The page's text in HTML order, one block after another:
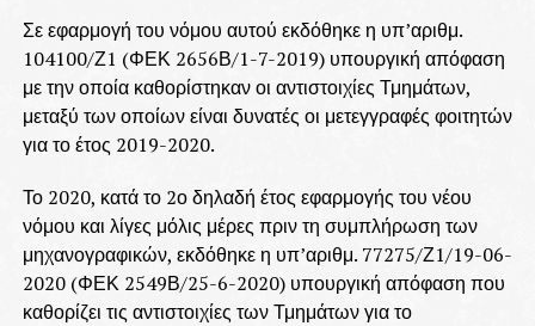
Σε εφαρμογή του νόμου αυτού εκδόθηκε η υπ’αριθμ.
104100/Ζ1 (ΦΕΚ 2656Β/1-7-2019) υπουργική απόφαση
με την οποία καθορίστηκαν οι αντιστοιχίες Τμημάτων,
μεταξύ των οποίων είναι δυνατές οι μετεγγραφές φοιτητών
για το έτος 2019-2020.
Το 2020, κατά το 2ο δηλαδή έτος εφαρμογής του νέου
νόμου και λίγες μόλις μέρες πριν τη συμπλήρωση των
μηχανογραφικών, εκδόθηκε η υπ’αριθμ. 77275/Ζ1/19-06-
2020 (ΦΕΚ 2549Β/25-6-2020) υπουργική απόφαση που
καθορίζει τις αντιστοιχίες των Τμημάτων για το